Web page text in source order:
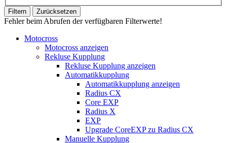
Filtern Zurücksetzen
Fehler beim Abrufen der verfügbaren Filterwerte!
Motocross
Motocross anzeigen
Rekluse Kupplung
Rekluse Kupplung anzeigen
Automatikkupplung
Automatikkupplung anzeigen
Radius CX
Core EXP
Radius X
EXP
Upgrade CoreEXP zu Radius CX
Manuelle Kupplung